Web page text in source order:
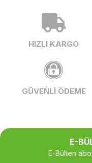
HIZLI KARGO
GÜVENLİ ÖDEME
E-
E-Bülten